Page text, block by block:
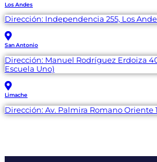
Los Andes
Dirección: Independencia 255, Los
San Antonio
Dirección: Manuel Rodríguez Erdoiza
Escuela Uno)
Limache
Dirección: Av. Palmira Romano Oriente